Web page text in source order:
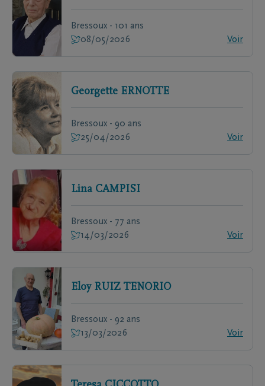
Bressoux - 101 ans
08/05/2026
Voir
Georgette ERNOTTE
Bressoux - 90 ans
25/04/2026
Voir
Lina CAMPISI
Bressoux - 77 ans
14/03/2026
Voir
Eloy RUIZ TENORIO
Bressoux - 92 ans
13/03/2026
Voir